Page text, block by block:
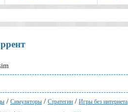
/ Симуляторы / Стратегии / Игры без интернета